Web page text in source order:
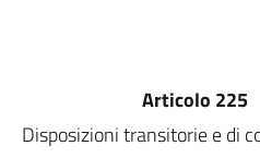
Articolo 225
Disposizioni transitorie e di